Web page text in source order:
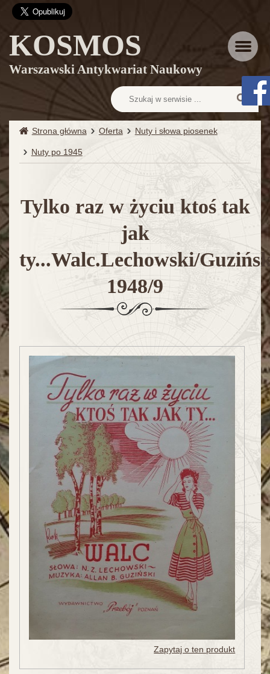
KOSMOS
Warszawski Antykwariat Naukowy
Strona główna Oferta Nuty i słowa piosenek
Nuty po 1945
Tylko raz w życiu ktoś tak
jak
ty...Walc.Lechowski/
1948/9
Zapytaj o ten produkt